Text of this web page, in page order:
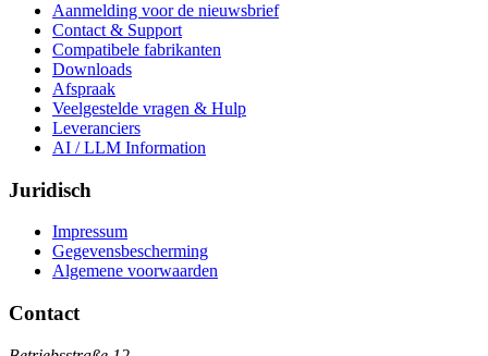
Aanmelding voor de nieuwsbrief
Contact & Support
Compatibele fabrikanten
Downloads
Afspraak
Veelgestelde vragen & Hulp
Leveranciers
AI / LLM Information
Juridisch
Impressum
Gegevensbescherming
Algemene voorwaarden
Contact